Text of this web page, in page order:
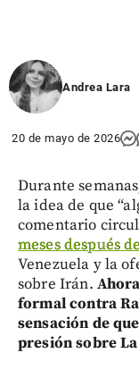
Andrea Lara
20 de mayo de 2026
Durante
la idea de que
comentario
meses después
Venezuela y la
sobre Irán.
formal contra
sensación de
presión sobre